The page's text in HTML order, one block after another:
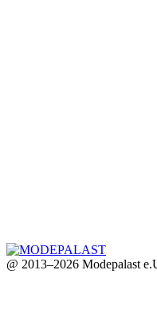
@ 2013–2026 Modepalast